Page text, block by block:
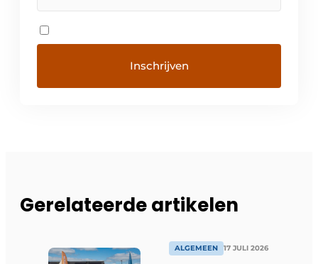
Gerelateerde artikelen
ALGEMEEN 17 JULI 2026